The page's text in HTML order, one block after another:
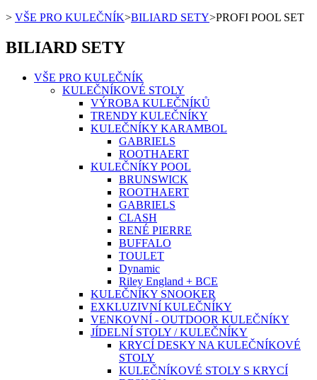
> VŠE PRO KULEČNÍK>BILIARD SETY>PROFI POOL SET
BILIARD SETY
VŠE PRO KULEČNÍK
KULEČNÍKOVÉ STOLY
VÝROBA KULEČNÍKŮ
TRENDY KULEČNÍKY
KULEČNÍKY KARAMBOL
GABRIELS
ROOTHAERT
KULEČNÍKY POOL
BRUNSWICK
ROOTHAERT
GABRIELS
CLASH
RENÉ PIERRE
BUFFALO
TOULET
Dynamic
Riley England + BCE
KULEČNÍKY SNOOKER
EXKLUZIVNÍ KULEČNÍKY
VENKOVNÍ - OUTDOOR KULEČNÍKY
JÍDELNÍ STOLY / KULEČNÍKY
KRYCÍ DESKY NA KULEČNÍKOVÉ
STOLY
KULEČNÍKOVÉ STOLY S KRYCÍ